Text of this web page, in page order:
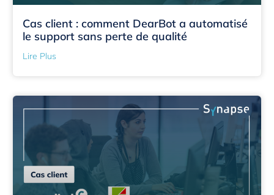
Cas client : comment DearBot a automatisé
le support sans perte de qualité
Lire Plus